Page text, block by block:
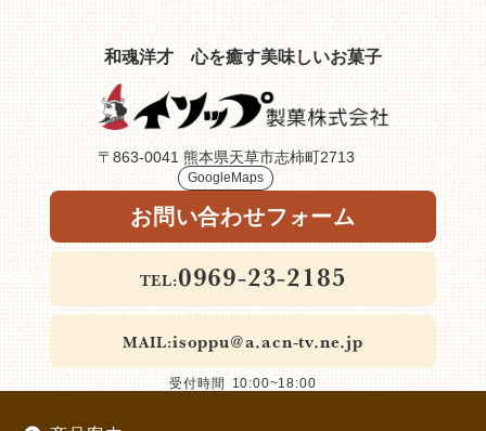
和魂洋才 心を癒す美味しいお菓子
〒863-0041 熊本県天草市志柿町2713
GoogleMaps
お問い合わせフォーム
0969-23-2185
isoppu@a.acn-tv.ne.jp
10:00~18:00